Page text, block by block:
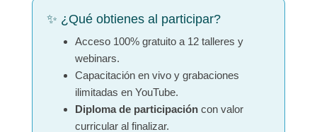
✨ ¿Qué obtienes al participar?
Acceso 100% gratuito a 12 talleres y
webinars.
Capacitación en vivo y grabaciones
ilimitadas en YouTube.
Diploma de participación con valor
curricular al finalizar.